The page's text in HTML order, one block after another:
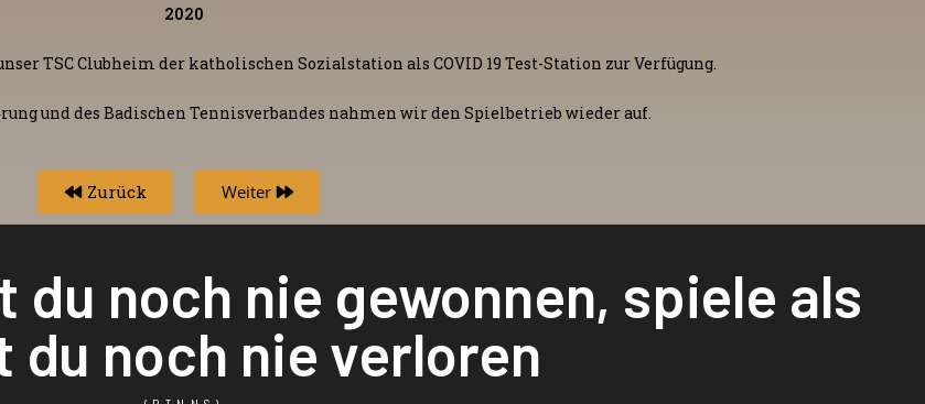
2020
TSC Clubheim der katholischen Sozialstation als COVID 19 Test-Station zur Verfügung.
und des Badischen Tennisverbandes nahmen wir den Spielbetrieb wieder auf.
Zurück Weiter
noch nie gewonnen, spiele als
du noch nie verloren